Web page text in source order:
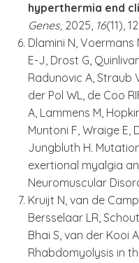
hyperthermia end
Genes, 2025, 16(11),
Dlamini N, Voermans
E-J, Drost G,
Radunovic A, Straub
der Pol WL, de Coo
A, Lammens M,
Muntoni F, Wraige E,
Jungbluth H.
exertional myalgia
Neuromuscular
Kruijt N, van de
Bersselaar LR,
Bhai S, van der Kooi
Rhabdomyolysis in